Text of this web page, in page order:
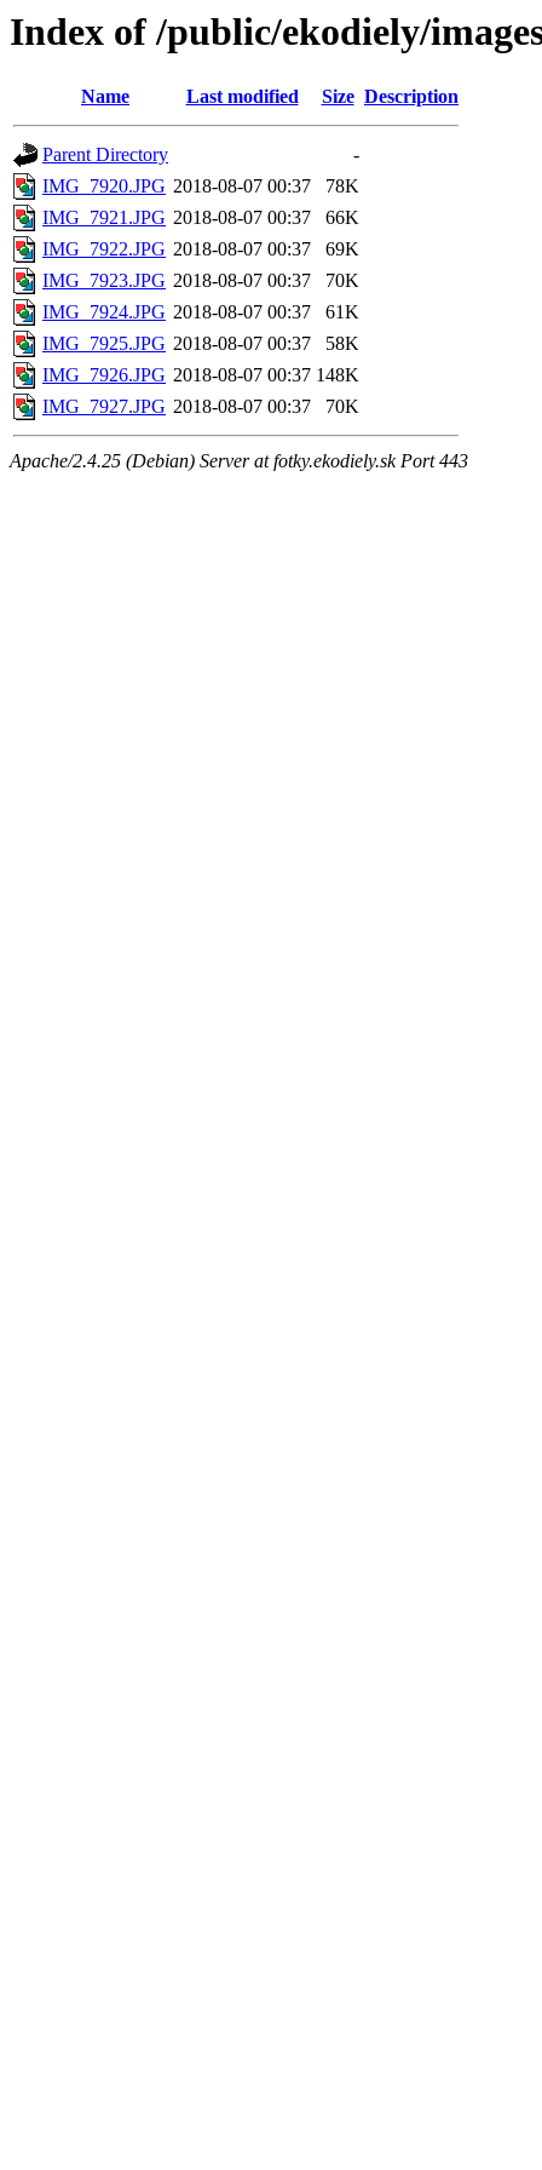
Index of /public/ekodiely/
Name Last modified Size Description
Parent Directory
-
IMG_7920.JPG 2018-08-07 00:37
78K
IMG_7921.JPG 2018-08-07 00:37
66K
IMG_7922.JPG 2018-08-07 00:37
69K
IMG_7923.JPG 2018-08-07 00:37
70K
IMG_7924.JPG 2018-08-07 00:37
61K
IMG_7925.JPG 2018-08-07 00:37
58K
IMG_7926.JPG 2018-08-07 00:37 148K
IMG_7927.JPG 2018-08-07 00:37 70K
Apache/2.4.25 (Debian) Server at fotky.ekodiely.sk Port 443